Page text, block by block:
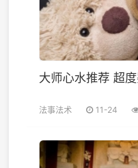
大师心水推荐 超
法事法术 11-24